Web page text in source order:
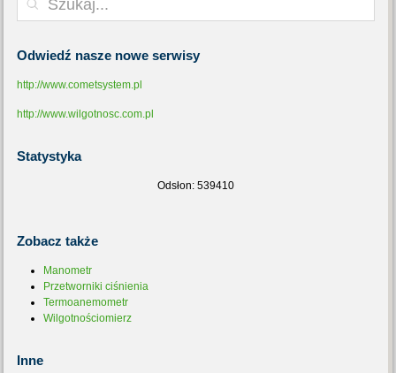
Odwiedź nasze nowe serwisy
http://www.cometsystem.pl
http://www.wilgotnosc.com.pl
Statystyka
Odsłon: 539410
Zobacz także
Manometr
Przetworniki ciśnienia
Termoanemometr
Wilgotnościomierz
Inne